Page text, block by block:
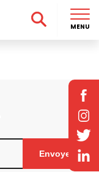
Envoyer
MENU